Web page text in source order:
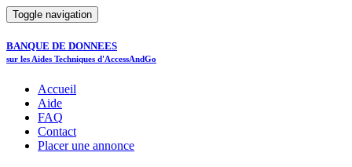
Toggle navigation
BANQUE DE DONNEES
sur les Aides Techniques d'AccessAndGo
Accueil
Aide
FAQ
Contact
Placer une annonce